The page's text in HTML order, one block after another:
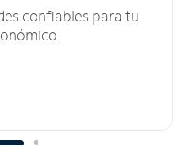
confiables para tu